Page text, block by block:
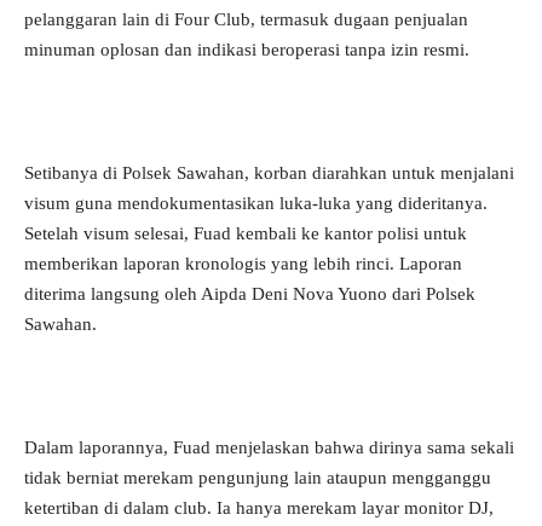
pelanggaran lain di Four Club, termasuk dugaan penjualan
minuman oplosan dan indikasi beroperasi tanpa izin resmi.
Setibanya di Polsek Sawahan, korban diarahkan untuk menjalani
visum guna mendokumentasikan luka-luka yang dideritanya.
Setelah visum selesai, Fuad kembali ke kantor polisi untuk
memberikan laporan kronologis yang lebih rinci. Laporan
diterima langsung oleh Aipda Deni Nova Yuono dari Polsek
Sawahan.
Dalam laporannya, Fuad menjelaskan bahwa dirinya sama sekali
tidak berniat merekam pengunjung lain ataupun mengganggu
ketertiban di dalam club. Ia hanya merekam layar monitor DJ,